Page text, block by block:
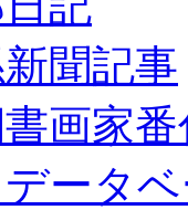
聞記事
画家
ータ